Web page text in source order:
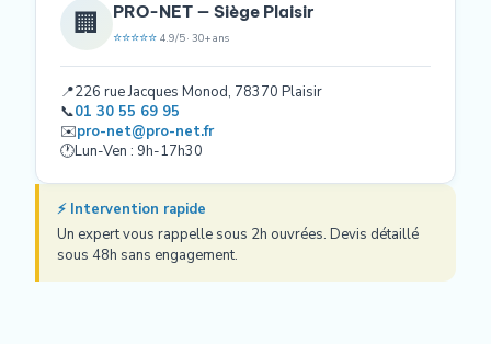
🏢 PRO-NET — Siège Plaisir
⭐⭐⭐⭐⭐ 4.9/5 · 30+ ans
📍226 rue Jacques Monod, 78370 Plaisir
📞01 30 55 69 95
✉️pro-net@pro-net.fr
🕐Lun-Ven : 9h-17h30
⚡ Intervention rapide
Un expert vous rappelle sous 2h ouvrées. Devis détaillé
sous 48h sans engagement.